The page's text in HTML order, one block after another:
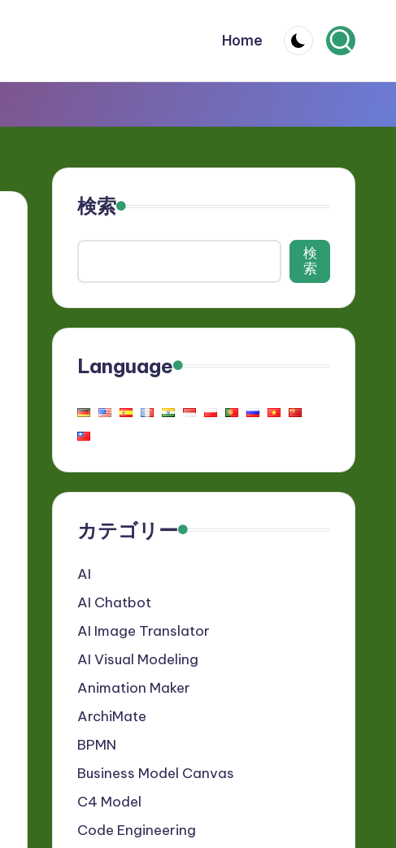
Home
検索
検
索
Language
カテゴリー
AI
AI Chatbot
AI Image Translator
AI Visual Modeling
Animation Maker
ArchiMate
BPMN
Business Model Canvas
C4 Model
Code Engineering